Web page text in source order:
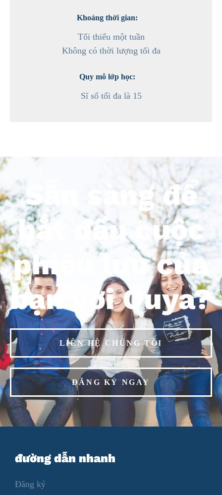
Khoảng thời gian:
Tối thiểu một tuần
Không có thời lượng tối đa
Quy mô lớp học:
Sĩ số tối đa là 15
Sẵn sàng để
bắt đầu cuộc
phiêu lưu của
bạn với Ouya?
LIÊN HỆ CHÚNG TÔI
ĐĂNG KÝ NGAY
đường dẫn nhanh
Đăng ký